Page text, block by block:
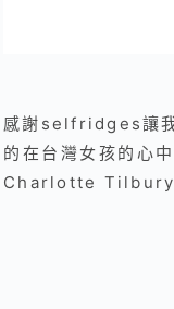
感謝selfridges讓
的在台灣女孩的心
Charlotte Tilbury